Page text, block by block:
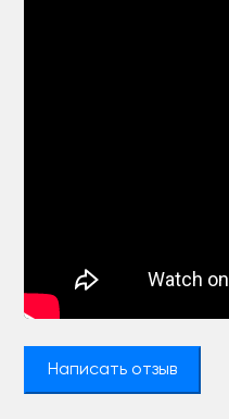
Написать отзыв